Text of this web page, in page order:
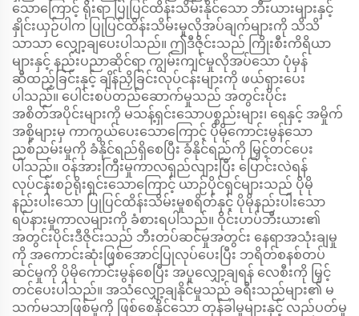
သောကြောင့် ရိုးရာ ပြုပြင်ထိန်းသိမ်းနိုင်သော ဘီးယားများနှင့်
နှိုင်းယှဉ်ပါက ပြုပြင်ထိန်းသိမ်းမှုလိုအပ်ချက်များကို သိသိ
သာသာ လျှော့ချပေးပါသည်။ ဤဒီဇိုင်းသည် ကြိုးစီးကိရိယာ
များနှင့် နည်းပညာဆိုင်ရာ ကျွမ်းကျင်မှုလိုအပ်သော ပုံမှန်
ဆီထည့်ခြင်းနှင့် ချိန်ညှိခြင်းလုပ်ငန်းများကို ဖယ်ရှားပေး
ပါသည်။ ပေါင်းစပ်တည်ဆောက်မှုသည် အတွင်းပိုင်း
အစိတ်အပိုင်းများကို မသန့်ရှင်းသောပစ္စည်းများ၊ ရေနှင့် အမှိုက်
အစို့များမှ ကာကွယ်ပေးသောကြောင့် ပိုမိုကောင်းမွန်သော
ညစ်ညမ်းမှုကို ခံနိုင်ရည်ရှိစေပြီး ခံနိုင်ရည်ကို မြှင့်တင်ပေး
ပါသည်။ ဝန်အားကြီးမှုကာလရှည်လျားပြီး ပြောင်းလဲရန်
လုပ်ငန်းစဉ်ရိုးရှင်းသောကြောင့် ယာဉ်ပိုင်ရှင်များသည် ပိုမို
နည်းပါးသော ပြုပြင်ထိန်းသိမ်းမှုစရိတ်နှင့် ပိုမိုနည်းပါးသော
ရပ်နားမှုကာလများကို ခံစားရပါသည်။ ဝိုင်းဟပ်ဘီးယား၏
အတွင်းပိုင်းဒီဇိုင်းသည် ဘီးတပ်ဆင်မှုအတွင်း နေရာအသုံးချမှု
ကို အကောင်းဆုံးဖြစ်အောင်ပြုလုပ်ပေးပြီး ဘရိတ်စနစ်တပ်
ဆင်မှုကို ပိုမိုကောင်းမွန်စေပြီး အပူလျှော့ချရန် လေစီးကို မြှင့်
တင်ပေးပါသည်။ အသံလျှော့ချနိုင်မှုသည် ခရီးသည်များ၏ မ
သက်မသာဖြစ်မှုကို ဖြစ်စေနိုင်သော တုန်ခါမှုများနှင့် လည်ပတ်မှု